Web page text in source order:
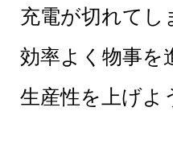
充電が切れてし
効率よく物事を
生産性を上げよ